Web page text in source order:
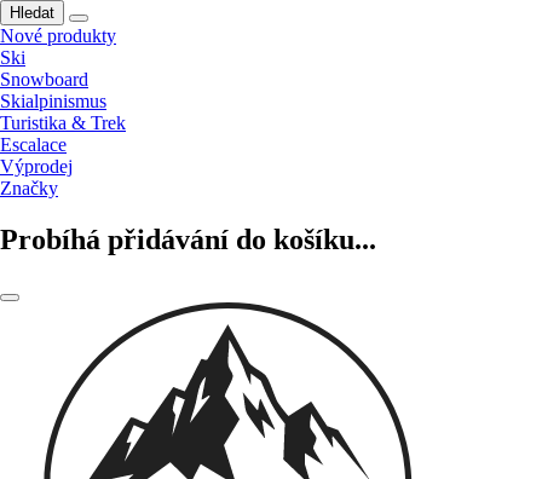
Hledat
Nové produkty
Ski
Snowboard
Skialpinismus
Turistika & Trek
Escalace
Výprodej
Značky
Probíhá přidávání do košíku...